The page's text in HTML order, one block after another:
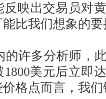
映出交易员对
比我们想象的
许多分析师，
美元后立即
格点而言，我